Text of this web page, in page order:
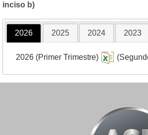
inciso b)
2026 2025 2024 2023
2026 (Primer Trimestre)